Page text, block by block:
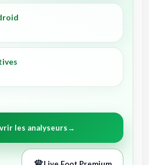
les analyseurs→